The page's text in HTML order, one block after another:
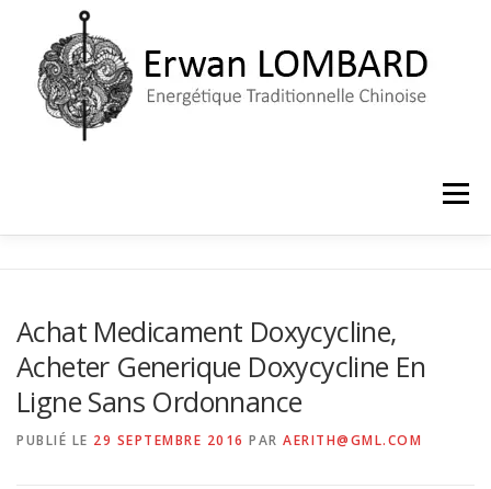
contenu
Menu
Achat Medicament Doxycycline,
Acheter Generique Doxycycline En
Ligne Sans Ordonnance
PUBLIÉ LE 29 SEPTEMBRE 2016 PAR AERITH@GML.COM